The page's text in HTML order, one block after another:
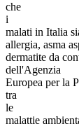
che
i
malati in Italia
allergia, asma
dermatite da
dell'Agenzia
Europea per la
tra
le
malattie